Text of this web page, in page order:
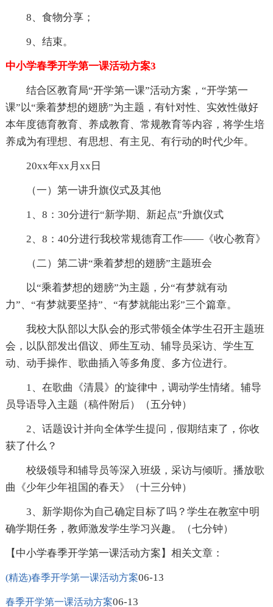
8、食物分享；
9、结束。
中小学春季开学第一课活动方案3
结合区教育局“开学第一课”活动方案，“开学第一
课”以“乘着梦想的翅膀”为主题，有针对性、实效性做好
本年度德育教育、养成教育、常规教育等内容，将学生培
养成为有理想、有思想、有主见、有行动的时代少年。
20xx年xx月xx日
（一）第一讲升旗仪式及其他
1、8：30分进行“新学期、新起点”升旗仪式
2、8：40分进行我校常规德育工作——《收心教育》
（二）第二讲“乘着梦想的翅膀”主题班会
以“乘着梦想的翅膀”为主题，分“有梦就有动
力”、“有梦就要坚持”、“有梦就能出彩”三个篇章。
我校大队部以大队会的形式带领全体学生召开主题班
会，以队部发出倡议、师生互动、辅导员采访、学生互
动、动手操作、歌曲插入等多角度、多方位进行。
1、在歌曲《清晨》的'旋律中，调动学生情绪。辅导
员导语导入主题（稿件附后）（五分钟）
2、话题设计并向全体学生提问，假期结束了，你收
获了什么？
校级领导和辅导员等深入班级，采访与倾听。播放歌
曲《少年少年祖国的春天》（十三分钟）
3、新学期你为自己确定目标了吗？学生在教室中明
确学期任务，教师激发学生学习兴趣。（七分钟）
【中小学春季开学第一课活动方案】相关文章：
(精选)春季开学第一课活动方案06-13
春季开学第一课活动方案06-13